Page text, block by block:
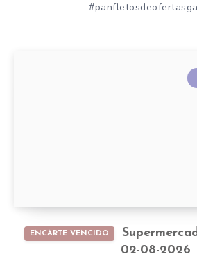
ENCARTE VENCIDO
02-08-2026